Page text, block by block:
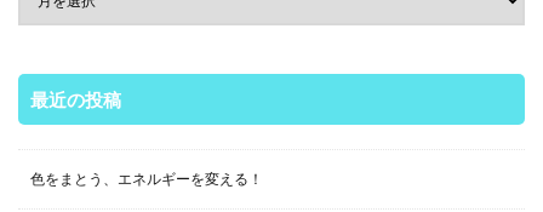
最近の投稿
色をまとう、エネルギーを変える！